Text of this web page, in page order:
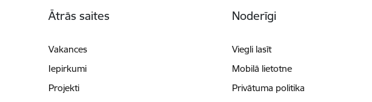
Ātrās saites
Vakances
Iepirkumi
Projekti
Noderīgi
Viegli lasīt
Mobilā lietotne
Privātuma politika